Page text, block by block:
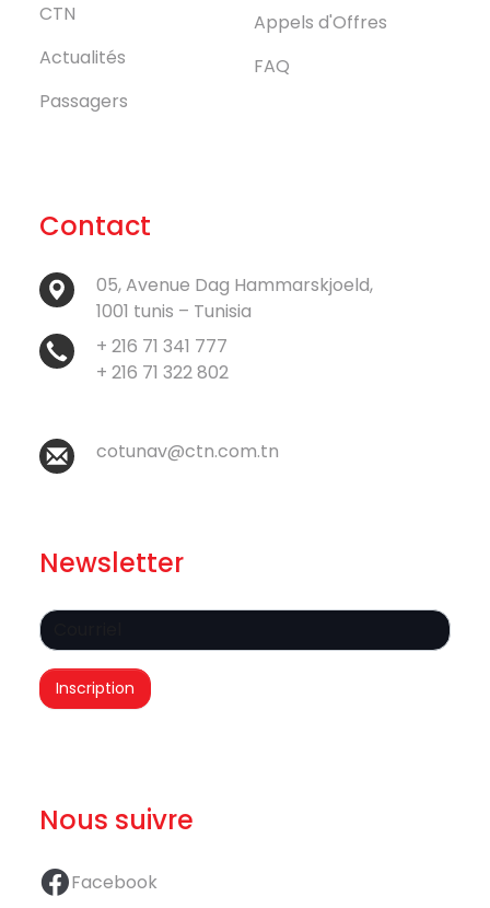
CTN
Actualités
Passagers
Appels d'Offres
FAQ
Contact
05, Avenue Dag Hammarskjoeld,
1001 tunis – Tunisia
+ 216 71 341 777
+ 216 71 322 802
cotunav@ctn.com.tn
Newsletter
Nous suivre
Facebook